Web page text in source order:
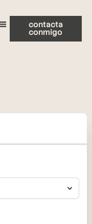
contacta
conmigo